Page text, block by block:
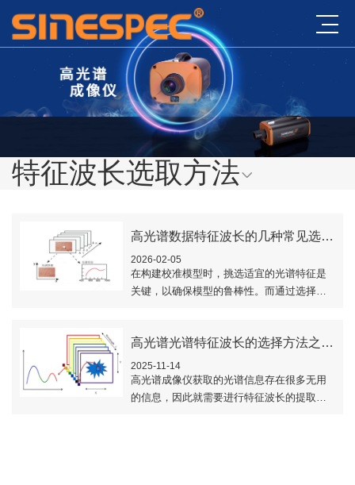
特征波长选取方法
高光谱数据特征波长的几种常见选择方法
2026-02-05
在构建校准模型时，挑选适宜的光谱特征是
关键，以确保模型的鲁棒性。而通过选择关
谱数据特..
高光谱光谱特征波长的选择方法之遗传算法
2025-11-14
高光谱成像仪获取的光谱信息存在很多无用
的信息，因此就需要进行特征波长的提取，